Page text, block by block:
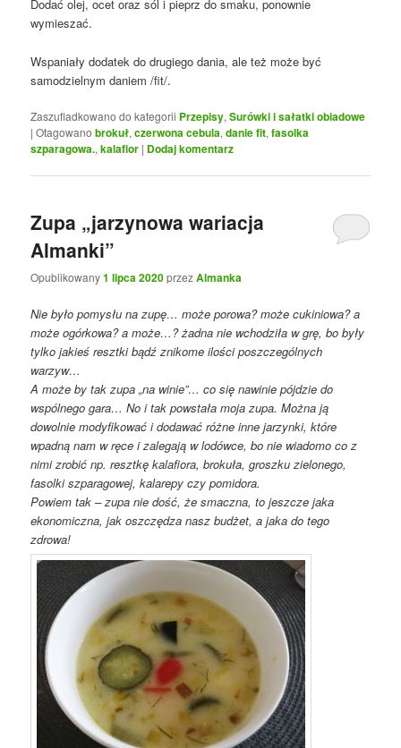
Dodać olej, ocet oraz sól i pieprz do smaku, ponownie
wymieszać.
Wspaniały dodatek do drugiego dania, ale też może być
samodzielnym daniem /fit/.
Zaszufladkowano do kategorii Przepisy,Surówki i sałatki obiadowe
|Otagowano brokuł,czerwona cebula,danie fit,fasolka
szparagowa.,kalafior | Dodaj komentarz
Zupa „jarzynowa wariacja
Almanki”
Opublikowany1 lipca 2020przezAlmanka
Nie było pomysłu na zupę… może porowa? może cukiniowa? a
może ogórkowa? a może…? żadna nie wchodziła w grę, bo były
tylko jakieś resztki bądź znikome ilości poszczególnych
warzyw…
A może by tak zupa „na winie”… co się nawinie pójdzie do
wspólnego gara… No i tak powstała moja zupa. Można ją
dowolnie modyfikować i dodawać różne inne jarzynki, które
wpadną nam w ręce i zalegają w lodówce, bo nie wiadomo co z
nimi zrobić np. resztkę kalafiora, brokuła, groszku zielonego,
fasolki szparagowej, kalarepy czy pomidora.
Powiem tak – zupa nie dość, że smaczna, to jeszcze jaka
ekonomiczna, jak oszczędza nasz budżet, a jaka do tego
zdrowa!